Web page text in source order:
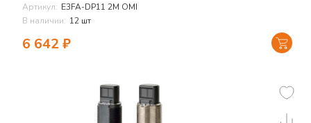
Артикул: E3FA-DP11 2M OMI
В наличии: 12 шт
6 642₽